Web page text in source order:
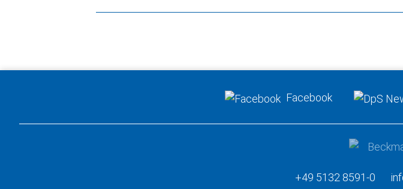
Facebook
+49 5132 8591-0